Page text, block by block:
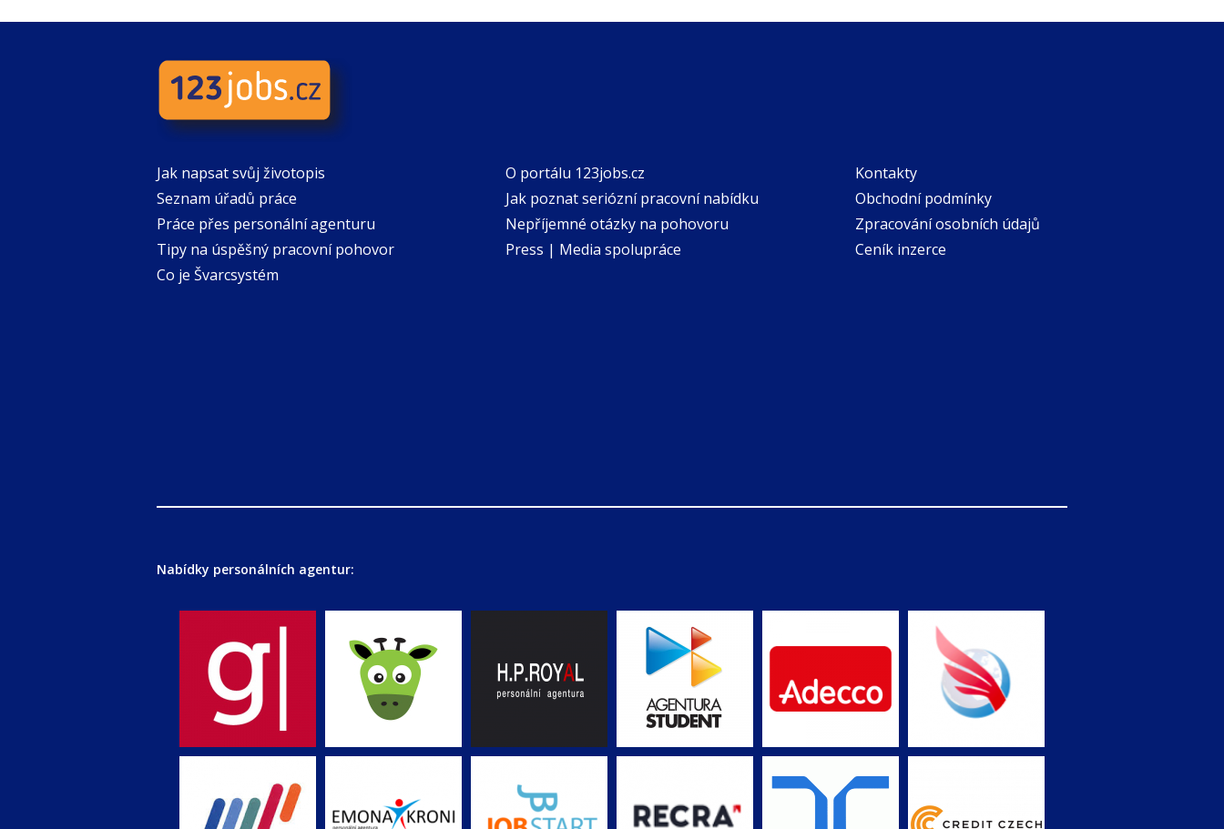
Jak napsat svůj životopis
Seznam úřadů práce
Práce přes personální agenturu
Tipy na úspěšný pracovní pohovor
Co je Švarcsystém
O portálu 123jobs.cz
Jak poznat seriózní pracovní nabídku
Nepříjemné otázky na pohovoru
Press | Media spolupráce
Kontakty
Obchodní podmínky
Zpracování osobních údajů
Ceník inzerce
Nabídky personálních agentur: